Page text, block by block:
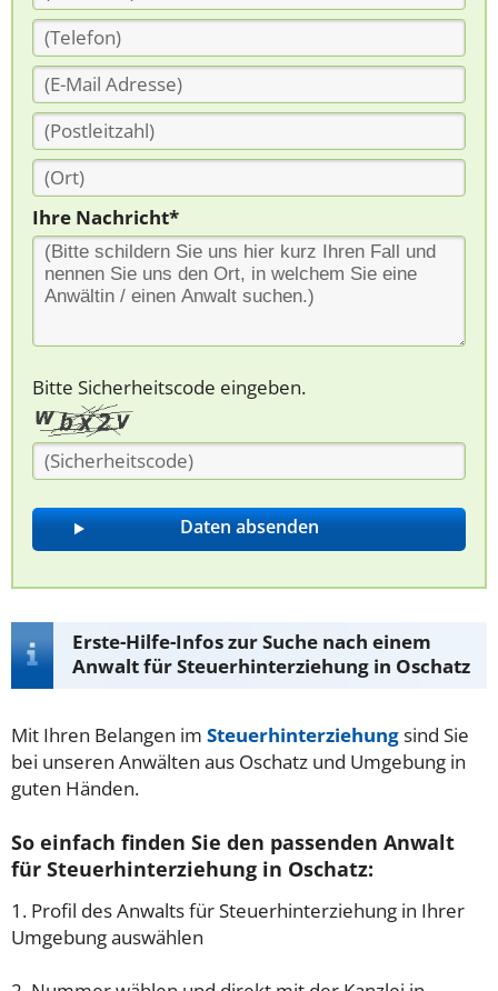
Ihre Nachricht*
Bitte Sicherheitscode eingeben.
Erste-Hilfe-Infos zur Suche nach einem
Anwalt für Steuerhinterziehung in Oschatz
Mit Ihren Belangen im Steuerhinterziehungsind Sie
bei unseren Anwälten aus Oschatz und Umgebung in
guten Händen.
So einfach finden Sie den passenden Anwalt
für Steuerhinterziehung in Oschatz:
1. Profil des Anwalts für Steuerhinterziehung in Ihrer
Umgebung auswählen